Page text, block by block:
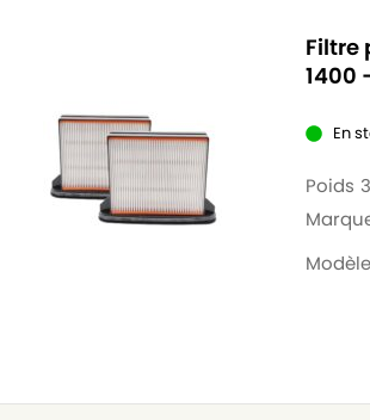
Filtre
1400
En
Poids